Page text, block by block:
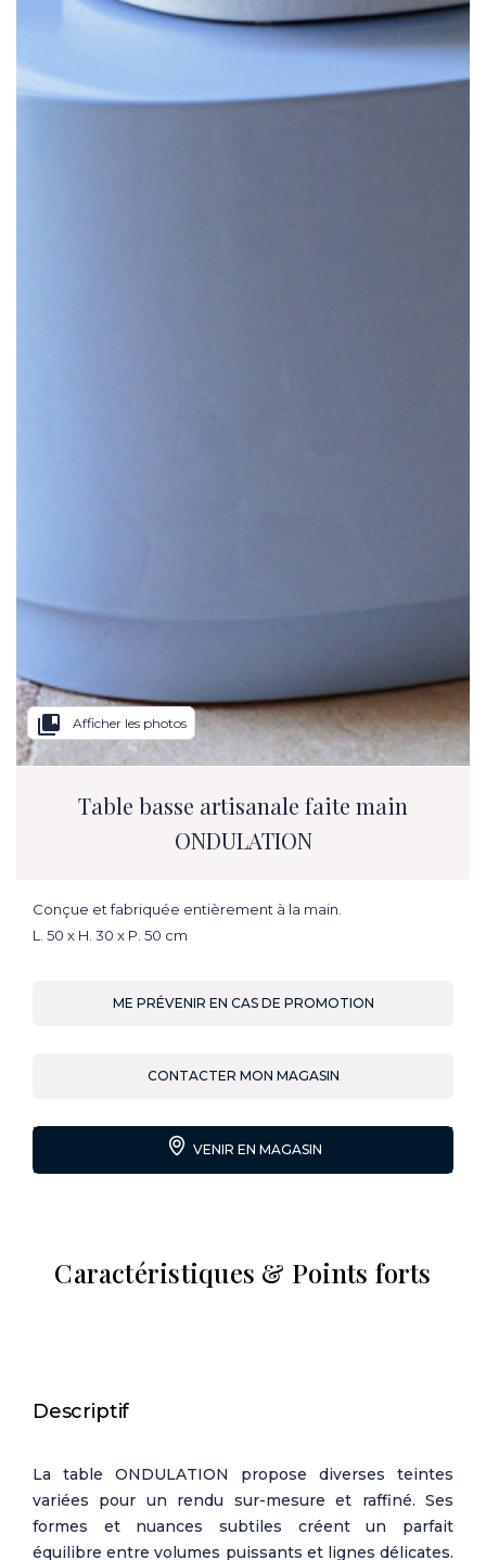
collections_bookmark Afficher les photos
Table basse artisanale faite main
ONDULATION
Conçue et fabriquée entièrement à la main.
L. 50 x H. 30 x P. 50 cm
ME PRÉVENIR EN CAS DE PROMOTION
CONTACTER MON MAGASIN
VENIR EN MAGASIN
Caractéristiques & Points forts
Descriptif
La table ONDULATION propose diverses teintes
variées pour un rendu sur-mesure et raffiné. Ses
formes et nuances subtiles créent un parfait
équilibre entre volumes puissants et lignes délicates.